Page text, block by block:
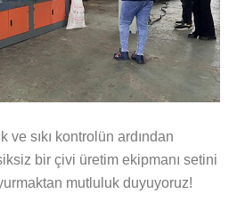
ve sıkı kontrolün ardından
bir çivi üretim ekipmanı setini
mutluluk duyuyoruz!